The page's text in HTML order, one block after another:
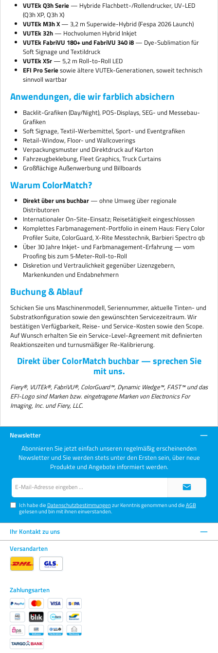
VUTEk Q3h Serie— Hybride Flachbett-/Rollendrucker, UV-LED
(Q3h XP, Q3h X)
VUTEk M3h X— 3,2 m Superwide-Hybrid (Fespa 2026 Launch)
VUTEk 32h— Hochvolumen Hybrid Inkjet
VUTEk FabriVU 180+ und FabriVU 340 i8— Dye-Sublimation für
Soft Signage und Textildruck
VUTEk X5r— 5,2 m Roll-to-Roll LED
EFI Pro Seriesowie ältere VUTEk-Generationen, soweit technisch
sinnvoll wartbar
Anwendungen, die wir farblich absichern
Backlit-Grafiken (Day/Night), POS-Displays, SEG- und Messebau-
Grafiken
Soft Signage, Textil-Werbemittel, Sport- und Eventgrafiken
Retail-Window, Floor- und Wallcoverings
Verpackungsmuster und Direktdruck auf Karton
Fahrzeugbeklebung, Fleet Graphics, Truck Curtains
Großflächige Außenwerbung und Billboards
Warum ColorMatch?
Direkt über uns buchbar— ohne Umweg über regionale
Distributoren
Internationaler On-Site-Einsatz; Reisetätigkeit eingeschlossen
Komplettes Farbmanagement-Portfolio in einem Haus: Fiery Color
Profiler Suite, ColorGuard, X-Rite Messtechnik, Barbieri Spectro qb
Über 30 Jahre Inkjet- und Farbmanagement-Erfahrung — vom
Proofing bis zum 5‑Meter-Roll-to-Roll
Diskretion und Vertraulichkeit gegenüber Lizenzgebern,
Markenkunden und Endabnehmern
Buchung & Ablauf
Schicken Sie uns Maschinenmodell, Seriennummer, aktuelle Tinten- und
Substratkonfiguration sowie den gewünschten Servicezeitraum. Wir
bestätigen Verfügbarkeit, Reise- und Service-Kosten sowie den Scope.
Auf Wunsch erhalten Sie ein Service-Level-Agreement mit definierten
Reaktionszeiten und turnusmäßiger Re-Kalibrierung.
Direkt über ColorMatch buchbar — sprechen Sie
mit uns.
Fiery®, VUTEk®, FabriVU®, ColorGuard™, Dynamic Wedge™, FAST™ und das
EFI-Logo sind Marken bzw. eingetragene Marken von Electronics For
Imaging, Inc. und Fiery, LLC.
Newsletter
Abonnieren Sie jetzt einfach unseren regelmäßig erscheinenden
Newsletter und Sie werden stets unter den Ersten sein, über neue
Produkte und Angebote informiert werden.
Ich habe die Datenschutzbestimmungenzur Kenntnis genommen und dieAGB
gelesen und bin mit ihnen einverstanden.
Ihr Kontakt zu uns
Versandarten
Zahlungsarten